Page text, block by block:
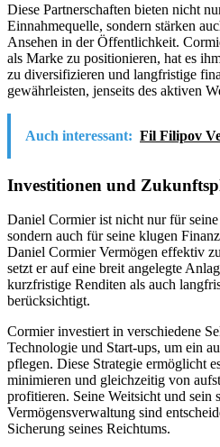
Diese Partnerschaften bieten nicht
Einnahmequelle, sondern stärken
Ansehen in der Öffentlichkeit.
als Marke zu positionieren, hat es
zu diversifizieren und langfristige
gewährleisten, jenseits des aktiven
Auch interessant: Fil Filipov
Investitionen und
Daniel Cormier ist nicht nur für
sondern auch für seine klugen
Daniel Cormier Vermögen effektiv
setzt er auf eine breit angelegte
kurzfristige Renditen als auch
berücksichtigt.
Cormier investiert in verschiedene
Technologie und Start-ups, um ein
pflegen. Diese Strategie ermöglicht
minimieren und gleichzeitig von
profitieren. Seine Weitsicht und sein
Vermögensverwaltung sind
Sicherung seines Reichtums.